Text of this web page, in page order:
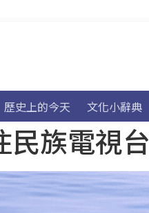
歷史上的今天 文化小辭典
民族電視台